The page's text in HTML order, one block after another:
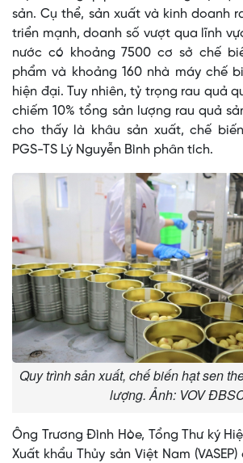
sản. Cụ thể, sản xuất và kinh doanh
triển mạnh, doanh số vượt qua lĩnh
nước có khoảng 7500 cơ sở chế
phẩm và khoảng 160 nhà máy chế
hiện đại. Tuy nhiên, tỷ trọng rau quả
chiếm 10% tổng sản lượng rau quả
cho thấy là khâu sản xuất, chế
PGS-TS Lý Nguyễn Bình phân tích.
Quy trình sản xuất, chế biến hạt sen
lượng. Ảnh: VOV
Ông Trương Đình Hòe, Tổng Thư ký
Xuất khẩu Thủy sản Việt Nam